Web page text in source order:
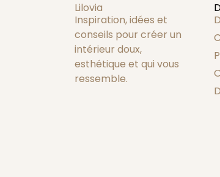
Lilovia
Inspiration, idées et
conseils pour créer un
intérieur doux,
esthétique et qui vous
ressemble.